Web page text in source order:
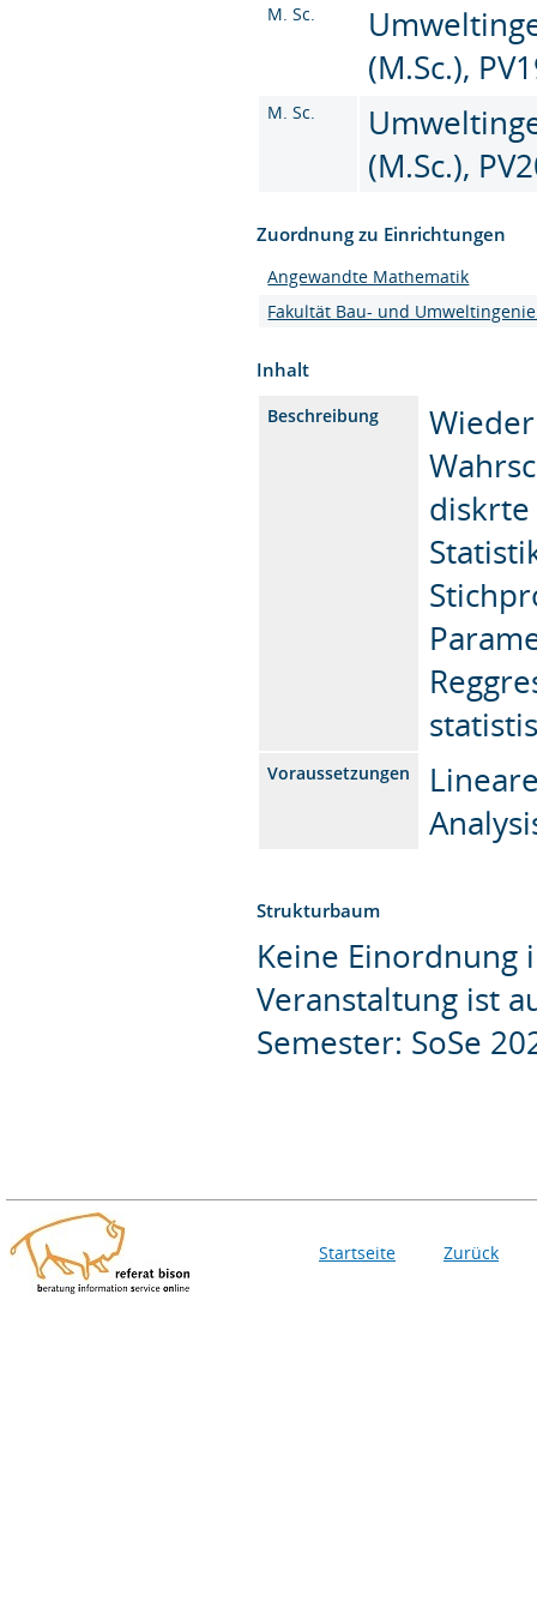
M. Sc.
(M.Sc.),
M. Sc.
(M.Sc.),
Zuordnung zu Einrichtungen
Angewandte Mathematik
Fakultät Bau- und
Inhalt
Beschreibung
Voraussetzungen
Strukturbaum
Keine Einordnung
Veranstaltung ist
Semester: SoSe
Startseite Zurück